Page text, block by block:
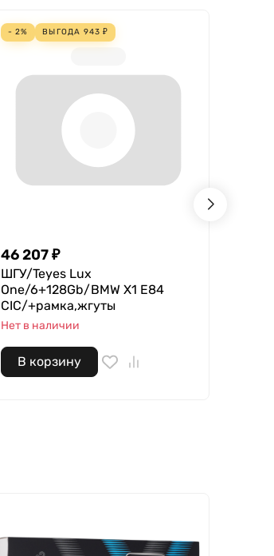
- 2% ВЫГОДА 943 ₽
46 207₽
ШГУ/Teyes Lux
One/6+128Gb/BMW X1 E84
CIC/+рамка,жгуты
Нет в наличии
В корзину